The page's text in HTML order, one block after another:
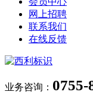
网上招聘
联系我们
在线反馈
业务咨询： 0755-